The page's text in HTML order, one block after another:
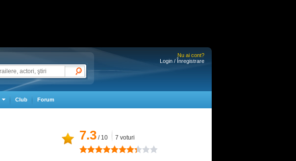
Nu ai cont?
Login / Înregistrare
Club Forum
7.3 / 10 7 voturi